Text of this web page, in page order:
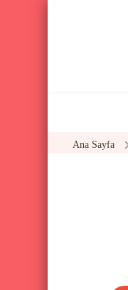
Ana Sayfa